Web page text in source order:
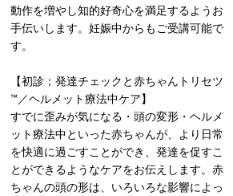
動作を増やし知的好奇心を満足するようお
手伝いします。妊娠中からもご受講可能で
す。
【初診；発達チェックと赤ちゃんトリセツ
™／ヘルメット療法中ケア】
すでに歪みが気になる・頭の変形・ヘルメ
ット療法中といった赤ちゃんが、より日常
を快適に過ごすことができ、発達を促すこ
とができるようなケアをお伝えします。赤
ちゃんの頭の形は、いろいろな影響によっ